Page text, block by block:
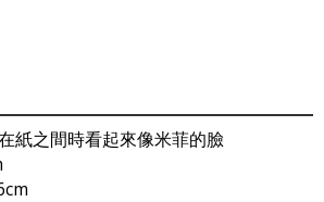
紙之間時看起來像米菲的臉